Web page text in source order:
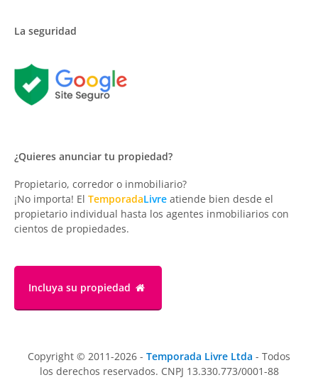
La seguridad
¿Quieres anunciar tu propiedad?
Propietario, corredor o inmobiliario?
¡No importa! El TemporadaLivre atiende bien desde el
propietario individual hasta los agentes inmobiliarios con
cientos de propiedades.
Incluya su propiedad
Copyright © 2011-2026 - Temporada Livre Ltda - Todos
los derechos reservados. CNPJ 13.330.773/0001-88